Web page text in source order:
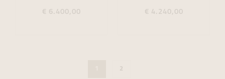
€ 6.400,00 € 4.240,00
2